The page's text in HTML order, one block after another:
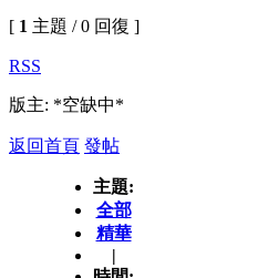
[ 1 主題 / 0 回復 ]
RSS
版主: *空缺中*
返回首頁 發帖
主題:
全部
精華
|